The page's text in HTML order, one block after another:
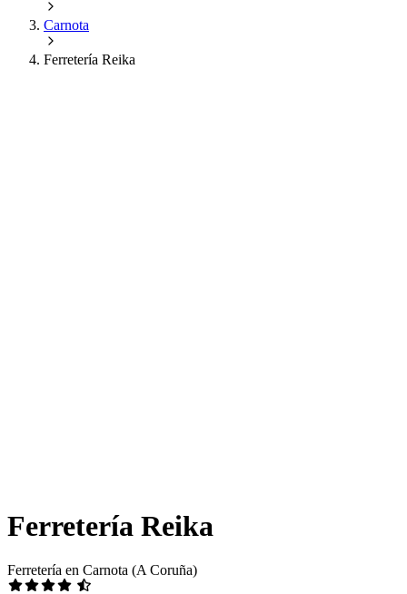
Carnota
Ferretería Reika
Ferretería Reika
Ferretería en Carnota (A Coruña)